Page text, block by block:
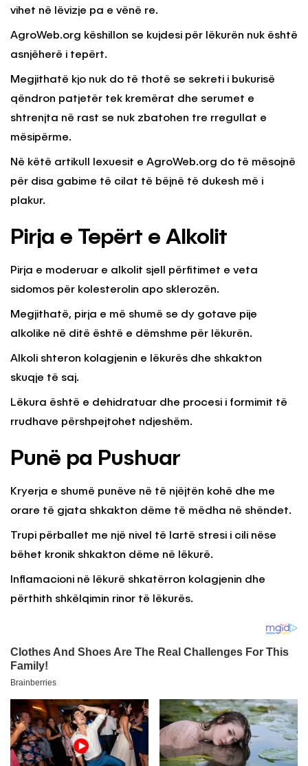
vihet në lëvizje pa e vënë re.
AgroWeb.org këshillon se kujdesi për lëkurën nuk është
asnjëherë i tepërt.
Megjithatë kjo nuk do të thotë se sekreti i bukurisë
qëndron patjetër tek kremërat dhe serumet e
shtrenjta në rast se nuk zbatohen tre rregullat e
mësipërme.
Në këtë artikull lexuesit e AgroWeb.org do të mësojnë
për disa gabime të cilat të bëjnë të dukesh më i
plakur.
Pirja e Tepërt e Alkolit
Pirja e moderuar e alkolit sjell përfitimet e veta
sidomos për kolesterolin apo sklerozën.
Megjithatë, pirja e më shumë se dy gotave pije
alkolike në ditë është e dëmshme për lëkurën.
Alkoli shteron kolagjenin e lëkurës dhe shkakton
skuqje të saj.
Lëkura është e dehidratuar dhe procesi i formimit të
rrudhave përshpejtohet ndjeshëm.
Punë pa Pushuar
Kryerja e shumë punëve në të njëjtën kohë dhe me
orare të gjata shkakton dëme të mëdha në shëndet.
Trupi përballet me një nivel të lartë stresi i cili nëse
bëhet kronik shkakton dëme në lëkurë.
Inflamacioni në lëkurë shkatërron kolagjenin dhe
përthith shkëlqimin rinor të lëkurës.